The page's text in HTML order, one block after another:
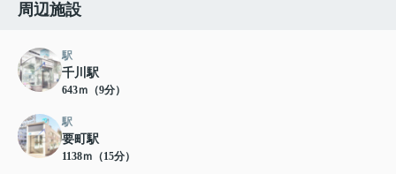
周辺施設
駅
千川駅
643ｍ（9分）
駅
要町駅
1138ｍ（15分）